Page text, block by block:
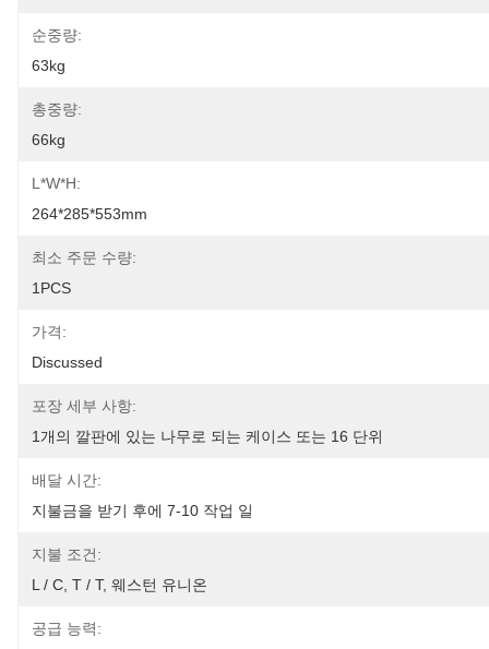
순중량:
63kg
총중량:
66kg
L*w*h:
264*285*553mm
최소 주문 수량:
1PCS
가격:
Discussed
포장 세부 사항:
1개의 깔판에 있는 나무로 되는 케이스 또는 16 단위
배달 시간:
지불금을 받기 후에 7-10 작업 일
지불 조건:
L / C, T / T, 웨스턴 유니온
공급 능력: